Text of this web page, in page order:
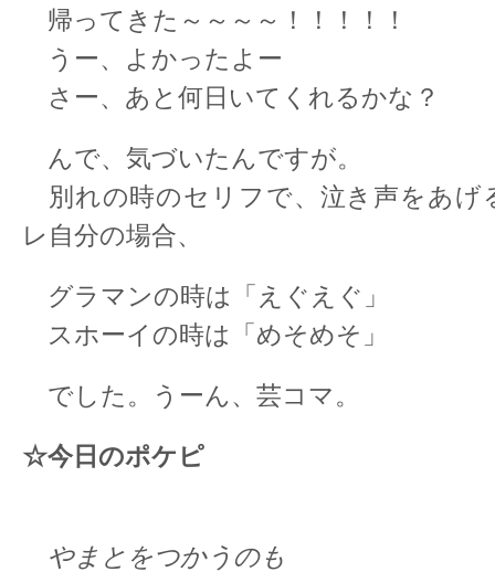
帰ってきた～～～～！！！！！
うー、よかったよー
さー、あと何日いてくれるかな？
んで、気づいたんですが。
別れの時のセリフで、泣き声をあげ
レ自分の場合、
グラマンの時は「えぐえぐ」
スホーイの時は「めそめそ」
でした。うーん、芸コマ。
☆今日のポケピ
やまとをつかうのも